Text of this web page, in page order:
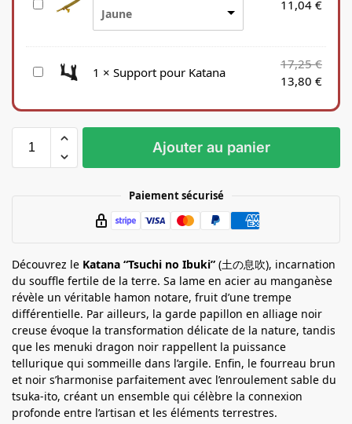
S
n
o
i
e
Jaune
11,04 €
S
p
p
o
K
a
t
a
n
a
1 × Support pour Katana
17,25€
13,80 €
Ajouter au panier
Paiement sécurisé
Découvrez le Katana “Tsuchi no Ibuki” (土の息吹), incarnation
du souffle fertile de la terre. Sa lame en acier au manganèse
révèle un véritable hamon notare, fruit d’une trempe
différentielle. Par ailleurs, la garde papillon en alliage noir
creuse évoque la transformation délicate de la nature, tandis
que les menuki dragon noir rappellent la puissance
tellurique qui sommeille dans l’argile. Enfin, le fourreau brun
et noir s’harmonise parfaitement avec l’enroulement sable du
tsuka-ito, créant un ensemble qui célèbre la connexion
profonde entre l’artisan et les éléments terrestres.